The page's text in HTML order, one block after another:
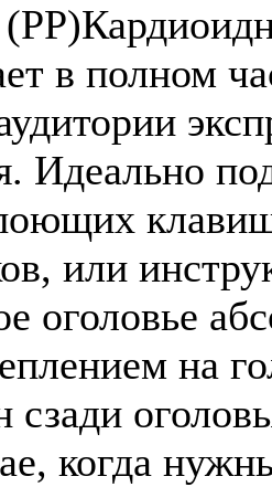
в полном
Идеально
или
оголовье
на
сзади
когда